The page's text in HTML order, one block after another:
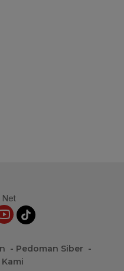
Pedoman Siber